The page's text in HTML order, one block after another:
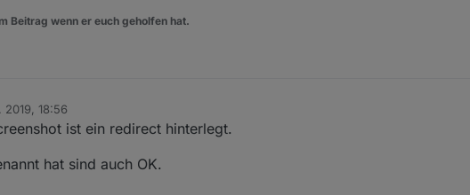
Beitrag wenn er euch geholfen hat.
2019, 18:56
ist ein redirect hinterlegt.
hat sind auch OK.